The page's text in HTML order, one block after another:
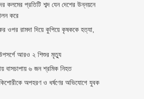
কলমের প্রতিটি শব্দ যেন দেশের উন্নয়নে
করে
ওপর রামদা দিয়ে কুপিয়ে কৃষককে হত্যা,
উপসর্গে আরও ২ শিশুর মৃত্যু
বাসচাপায় ৬ জন শ্রমিক নিহত
অপহরণ ও ধর্ষণের অভিযোগে যুবক